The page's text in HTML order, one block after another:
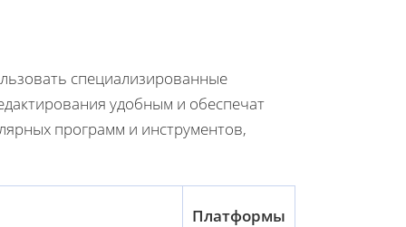
специализированные
удобным и обеспечат
программ и инструментов,
Платформы